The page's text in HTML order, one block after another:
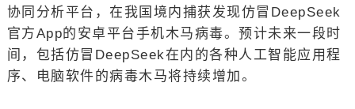
协同分析平台，在我国境内捕获发现仿冒DeepSeek
官方App的安卓平台手机木马病毒。预计未来一段时
间，包括仿冒DeepSeek在内的各种人工智能应用程
序、电脑软件的病毒木马将持续增加。